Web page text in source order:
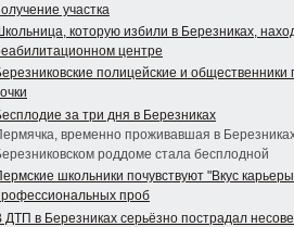
участка
которую избили в Березниках,
центре
полицейские и общественники
за три дня в Березниках
временно проживавшая в
роддоме стала бесплодной
школьники почувствуют "Вкус
проб
ДТП в Березниках серьёзно пострадал